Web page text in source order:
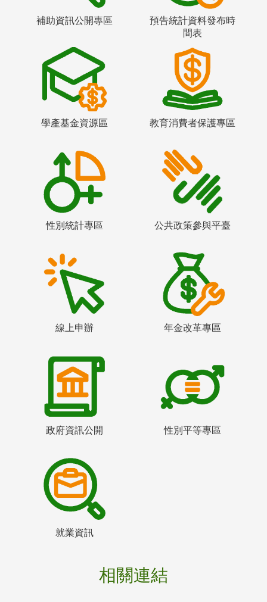
補助資訊公開專區
預告統計資料發布時
間表
學產基金資源區 教育消費者保護專區
性別統計專區 公共政策參與平臺
線上申辦 年金改革專區
政府資訊公開 性別平等專區
就業資訊
相關連結